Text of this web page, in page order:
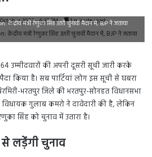
2023 - 6:37 PM 1 minute read
मंत्री रेणुका सिंह उतरी चुनावी मैदान में, BJP ने जताया
64 उम्मीदवारों की अपनी दूसरी सूची जारी करके
किया है। सब पार्टियां लोग इस सूची से घबरा
भरतपुर जिले की भरतपुर-सोनहत विधानसभा
विधायक गुलाब कमरो ने दावेदारी की है, लेकिन
सिंह को चुनाव में उतारा है।
लड़ेंगी चुनाव